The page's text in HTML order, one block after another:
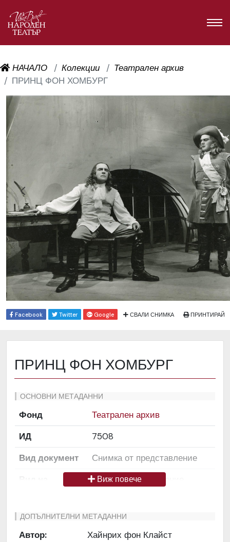
НАЧАЛО Колекции
Театрален архив
ПРИНЦ ФОН ХОМБУРГ
Facebook Twitter Google СВАЛИ СНИМКА ПРИНТИРАЙ
ПРИНЦ ФОН ХОМБУРГ
ОСНОВНИ МЕТАДАННИ
Фонд
Театрален архив
ИД
7508
Вид документ
Снимка от представление
Снимка / изображение
Език на
Български
Виж повече
ДОПЪЛНИТЕЛНИ МЕТАДАННИ
Автор:
Хайнрих фон Клайст